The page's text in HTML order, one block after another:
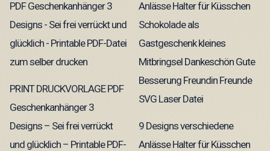
PRINT DRUCKVORLAGE PDF
Geschenkanhänger 3
Designs – Sei frei verrückt
und glücklich – Printable PDF-
9 Designs verschiedene
Anlässe Halter für Küsschen